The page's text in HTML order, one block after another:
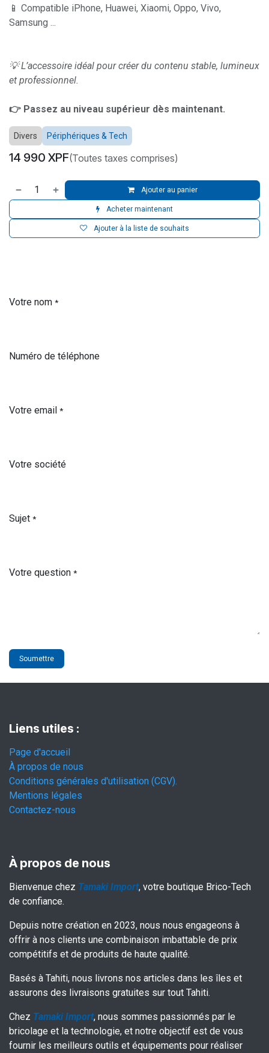
📱 Compatible iPhone, Huawei, Xiaomi, Oppo, Vivo,
Samsung ...
💡 L’accessoire idéal pour créer du contenu stable, lumineux
et professionnel.
👉 Passez au niveau supérieur dès maintenant.
Divers Périphériques & Tech
14 990 XPF(Toutes taxes comprises)
Ajouter au panier
Acheter maintenant
Ajouter à la liste de souhaits
Votre nom *
Numéro de téléphone
Votre email *
Votre société
Sujet *
Votre question *
Soumettre
Liens utiles :
Page d'accueil
À propos de nous
Conditions générales d'utilisation (CGV).
Mentions légales
Contactez-nous
À propos de nous
Bienvenue chez Tamaki Import, votre boutique Brico-Tech
de confiance.
Depuis notre création en 2023, nous nous engageons à
offrir à nos clients une combinaison imbattable de prix
compétitifs et de produits de haute qualité.
Basés à Tahiti, nous livrons nos articles dans les îles et
assurons des livraisons gratuites sur tout Tahiti.
Chez Tamaki Import, nous sommes passionnés par le
bricolage et la technologie, et notre objectif est de vous
fournir les meilleurs outils et équipements pour réaliser